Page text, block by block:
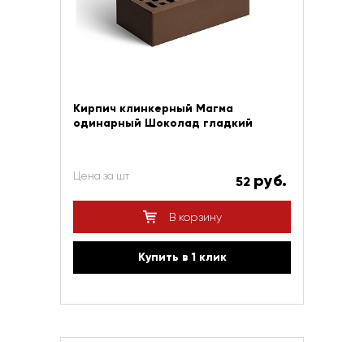
Кирпич клинкерный Магма
одинарный Шоколад гладкий
Цена за шт 52 руб.
В корзину
Купить в 1 клик